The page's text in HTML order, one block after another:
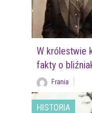
W królestwie
fakty o
Frania
HISTORIA